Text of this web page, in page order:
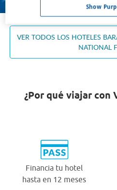
VER TODOS LOS HOTELES
NATIONAL
¿Por qué viajar con
Financia tu hotel
hasta en 12 meses
Show